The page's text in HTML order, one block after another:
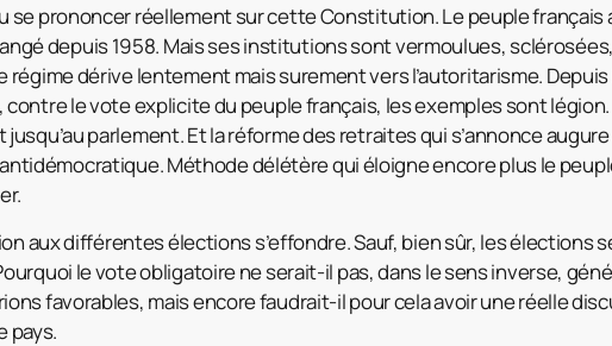
se prononcer réellement sur cette Constitution. Le peuple français
depuis 1958. Mais ses institutions sont vermoulues,
régime dérive lentement mais surement vers l’autoritarisme.
le vote explicite du peuple français, les exemples sont
parlement. Et la réforme des retraites qui s’annonce
Méthode délétère qui éloigne encore plus le
aux différentes élections s’effondre. Sauf, bien sûr, les élections
le vote obligatoire ne serait-il pas, dans le sens inverse,
favorables, mais encore faudrait-il pour cela avoir une réelle
pays.